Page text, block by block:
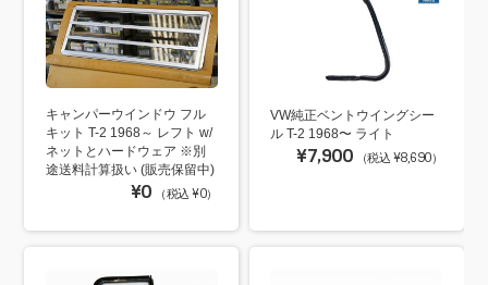
キャンパーウインドウ フル
キット T-2 1968～ レフト w/
ネットとハードウェア ※別
途送料計算扱い (販売保留中)
¥0 （税込 ¥0）
VW純正ベントウイングシー
ル T-2 1968〜 ライト
¥7,900 （税込 ¥8,690）